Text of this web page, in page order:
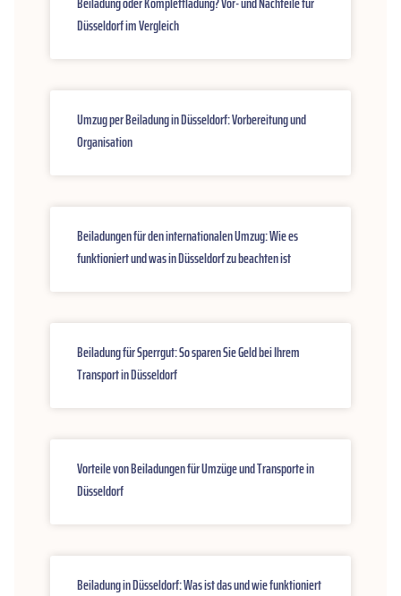
Düsseldorf im Vergleich
Umzug per Beiladung in Düsseldorf: Vorbereitung und
Organisation
Beiladungen für den internationalen Umzug: Wie es
funktioniert und was in Düsseldorf zu beachten ist
Beiladung für Sperrgut: So sparen Sie Geld bei Ihrem
Transport in Düsseldorf
Vorteile von Beiladungen für Umzüge und Transporte in
Düsseldorf
Beiladung in Düsseldorf: Was ist das und wie funktioniert